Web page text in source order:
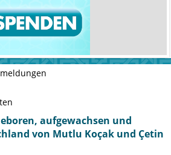
aufgewachsen und
von Mutlu Koçak und Çetin